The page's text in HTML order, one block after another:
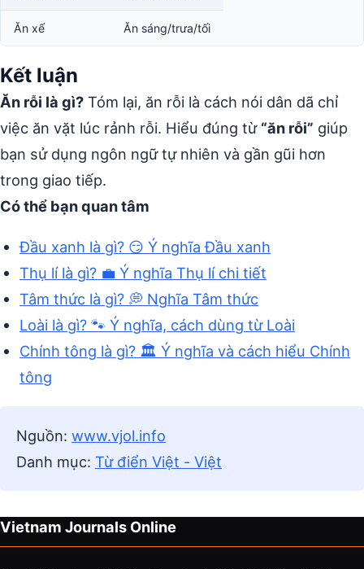
Ăn xế Ăn sáng/trưa/tối
Kết luận
Ăn rỗi là gì? Tóm lại, ăn rỗi là cách nói dân dã chỉ
việc ăn vặt lúc rảnh rỗi. Hiểu đúng từ “ăn rỗi” giúp
bạn sử dụng ngôn ngữ tự nhiên và gần gũi hơn
trong giao tiếp.
Có thể bạn quan tâm
Đầu xanh là gì? 😏 Ý nghĩa Đầu xanh
Thụ lí là gì? 💼 Ý nghĩa Thụ lí chi tiết
Tâm thức là gì? 💭 Nghĩa Tâm thức
Loài là gì? 🐾 Ý nghĩa, cách dùng từ Loài
Chính tông là gì? 🏛️ Ý nghĩa và cách hiểu Chính
tông
Nguồn: www.vjol.info
Danh mục: Từ điển Việt - Việt
Vietnam Journals Online